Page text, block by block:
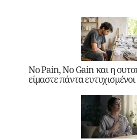
No Pain, No Gain και η
είμαστε πάντα ευτυχισμένοι